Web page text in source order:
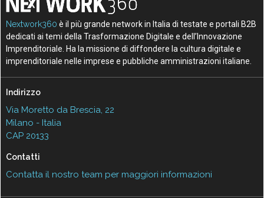
Nextwork360 è il più grande network in Italia di testate e portali B2B
dedicati ai temi della Trasformazione Digitale e dell’Innovazione
Imprenditoriale. Ha la missione di diffondere la cultura digitale e
imprenditoriale nelle imprese e pubbliche amministrazioni italiane.
Indirizzo
Via Moretto da Brescia, 22
Milano - Italia
CAP 20133
Contatti
Contatta il nostro team per maggiori informazioni